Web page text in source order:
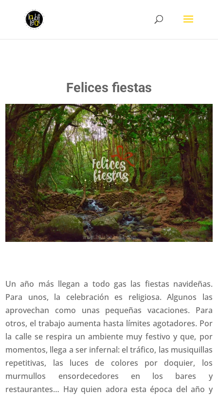
Felices fiestas
Un año más llegan a todo gas las fiestas navideñas.
Para unos, la celebración es religiosa. Algunos las
aprovechan como unas pequeñas vacaciones. Para
otros, el trabajo aumenta hasta límites agotadores. Por
la calle se respira un ambiente muy festivo y que, por
momentos, llega a ser infernal: el tráfico, las musiquillas
repetitivas, las luces de colores por doquier, los
murmullos ensordecedores en los bares y
restaurantes… Hay quien adora esta época del año y